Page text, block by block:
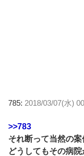
785: 2018/03/07(水)
>>783
それ断って当然の案
どうしてもその病